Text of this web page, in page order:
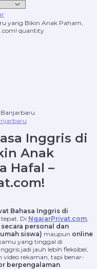
yang Bikin Anak Paham,
quantity
Inggris di
Anak
Hafal –
Bahasa Inggris di
Di NgajarPrivat.com,
personal dan
siswa) maupun online
yang tinggal di
jadi jauh lebih fleksibel,
rekaman, tapi benar-
berpengalaman.